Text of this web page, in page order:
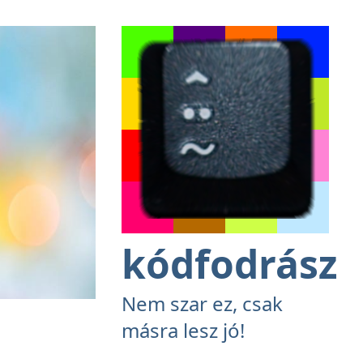
kódfodrász
Nem szar ez, csak
másra lesz jó!